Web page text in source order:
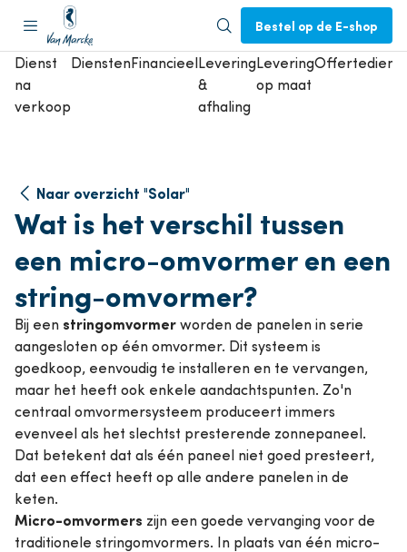
Bestel op de E-shop
Dienst
na
verkoop
DienstenFinancieelLevering
&
afhaling
Levering
op maat
Offertedienst
Naar overzicht "Solar"
Wat is het verschil tussen
een micro-omvormer en een
string-omvormer?
Bij een stringomvormerworden de panelen in serie
aangesloten op één omvormer. Dit systeem is
goedkoop, eenvoudig te installeren en te vervangen,
maar het heeft ook enkele aandachtspunten. Zo'n
centraal omvormersysteem produceert immers
evenveel als het slechtst presterende zonnepaneel.
Dat betekent dat als één paneel niet goed presteert,
dat een effect heeft op alle andere panelen in de
keten.
Micro-omvormers zijn een goede vervanging voor de
traditionele stringomvormers. In plaats van één micro-